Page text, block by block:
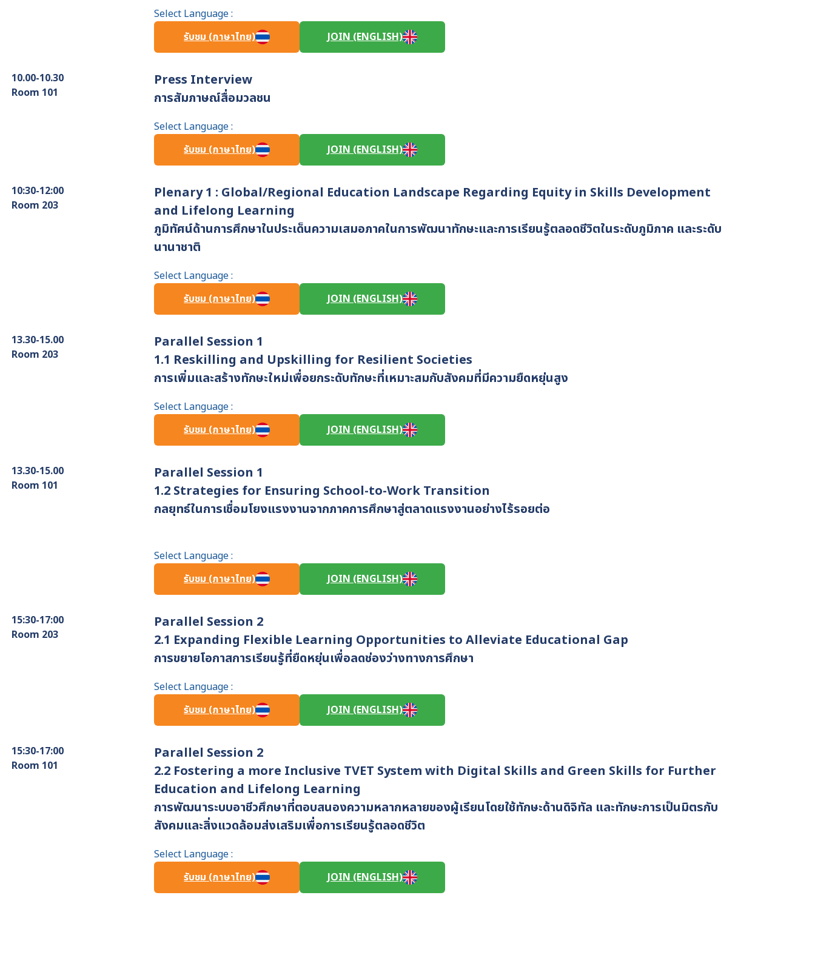
Select Language :
รับชม (ภาษาไทย)
JOIN (ENGLISH)
10.00-10.30
Room 101
Press Interview
การสัมภาษณ์สื่อมวลชน
Select Language :
รับชม (ภาษาไทย)
JOIN (ENGLISH)
10:30-12:00
Room 203
Plenary 1 : Global/Regional Education Landscape Regarding Equity in Skills Development
and Lifelong Learning
ภูมิทัศน์ด้านการศึกษาในประเด็นความเสมอภาคในการพัฒนาทักษะและการเรียนรู้ตลอดชีวิตในระดับภูมิภาค และระดับ
นานาชาติ
Select Language :
รับชม (ภาษาไทย)
JOIN (ENGLISH)
13.30-15.00
Room 203
Parallel Session 1
1.1 Reskilling and Upskilling for Resilient Societies
การเพิ่มและสร้างทักษะใหม่เพื่อยกระดับทักษะที่เหมาะสมกับสังคมที่มีความยืดหยุ่นสูง
Select Language :
รับชม (ภาษาไทย)
JOIN (ENGLISH)
13.30-15.00
Room 101
Parallel Session 1
1.2 Strategies for Ensuring School-to-Work Transition
กลยุทธ์ในการเชื่อมโยงแรงงานจากภาคการศึกษาสู่ตลาดแรงงานอย่างไร้รอยต่อ
Select Language :
รับชม (ภาษาไทย)
JOIN (ENGLISH)
15:30-17:00
Room 203
Parallel Session 2
2.1 Expanding Flexible Learning Opportunities to Alleviate Educational Gap
การขยายโอกาสการเรียนรู้ที่ยืดหยุ่นเพื่อลดช่องว่างทางการศึกษา
Select Language :
รับชม (ภาษาไทย)
JOIN (ENGLISH)
15:30-17:00
Room 101
Parallel Session 2
2.2 Fostering a more Inclusive TVET System with Digital Skills and Green Skills for Further
Education and Lifelong Learning
การพัฒนาระบบอาชีวศึกษาที่ตอบสนองความหลากหลายของผู้เรียนโดยใช้ทักษะด้านดิจิทัล และทักษะการเป็นมิตรกับ
สังคมและสิ่งแวดล้อมส่งเสริมเพื่อการเรียนรู้ตลอดชีวิต
Select Language :
รับชม (ภาษาไทย)
JOIN (ENGLISH)